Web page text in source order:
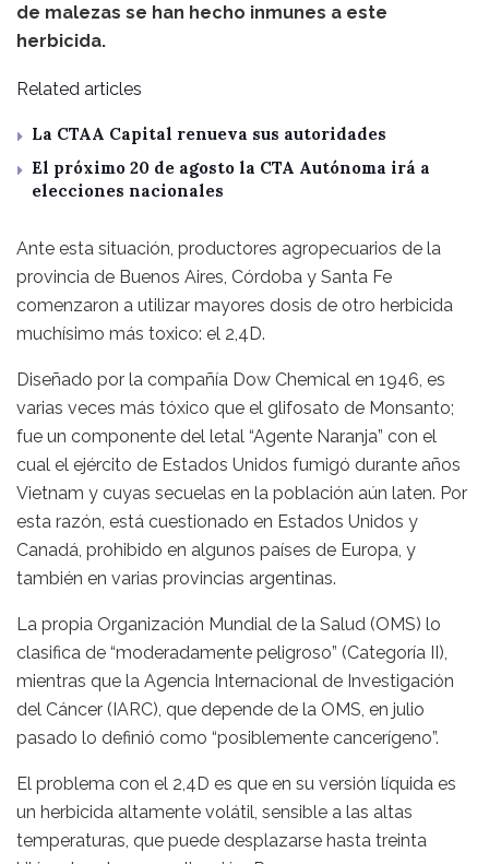
de malezas se han hecho inmunes a este
herbicida.
Related articles
La CTAA Capital renueva sus autoridades
El próximo 20 de agosto la CTA Autónoma irá a
elecciones nacionales
Ante esta situación, productores agropecuarios de la
provincia de Buenos Aires, Córdoba y Santa Fe
comenzaron a utilizar mayores dosis de otro herbicida
muchísimo más toxico: el 2,4D.
Diseñado por la compañía Dow Chemical en 1946, es
varias veces más tóxico que el glifosato de Monsanto;
fue un componente del letal “Agente Naranja” con el
cual el ejército de Estados Unidos fumigó durante años
Vietnam y cuyas secuelas en la población aún laten. Por
esta razón, está cuestionado en Estados Unidos y
Canadá, prohibido en algunos países de Europa, y
también en varias provincias argentinas.
La propia Organización Mundial de la Salud (OMS) lo
clasifica de “moderadamente peligroso” (Categoría II),
mientras que la Agencia Internacional de Investigación
del Cáncer (IARC), que depende de la OMS, en julio
pasado lo definió como “posiblemente cancerígeno”.
El problema con el 2,4D es que en su versión líquida es
un herbicida altamente volátil, sensible a las altas
temperaturas, que puede desplazarse hasta treinta